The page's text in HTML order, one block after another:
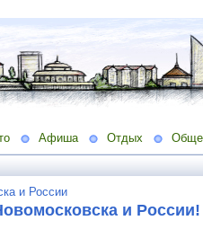
Афиша Отдых
и России
и России!